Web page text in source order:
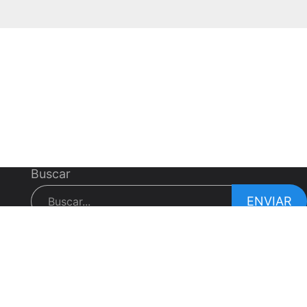
Buscar
ENVIAR